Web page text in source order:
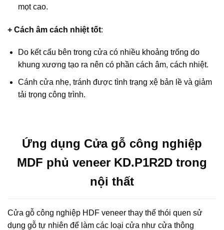
mọt cao.
+ Cách âm cách nhiệt tốt:
Do kết cấu bên trong cửa có nhiều khoảng trống do
khung xương tạo ra nên có phần cách âm, cách nhiệt.
Cánh cửa nhẹ, tránh được tình trạng xệ bản lề và giảm
tải trọng công trình.
Ứng dụng Cửa gỗ công nghiệp
MDF phủ veneer KD.P1R2D trong
nội thất
Cửa gỗ công nghiệp HDF veneer thay thế thói quen sử
dụng gỗ tự nhiên để làm các loại cửa như cửa thông